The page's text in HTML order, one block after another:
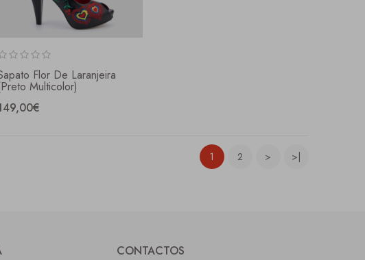
Flor De Laranjeira
Multicolor)
1 2 > >|
CONTACTOS